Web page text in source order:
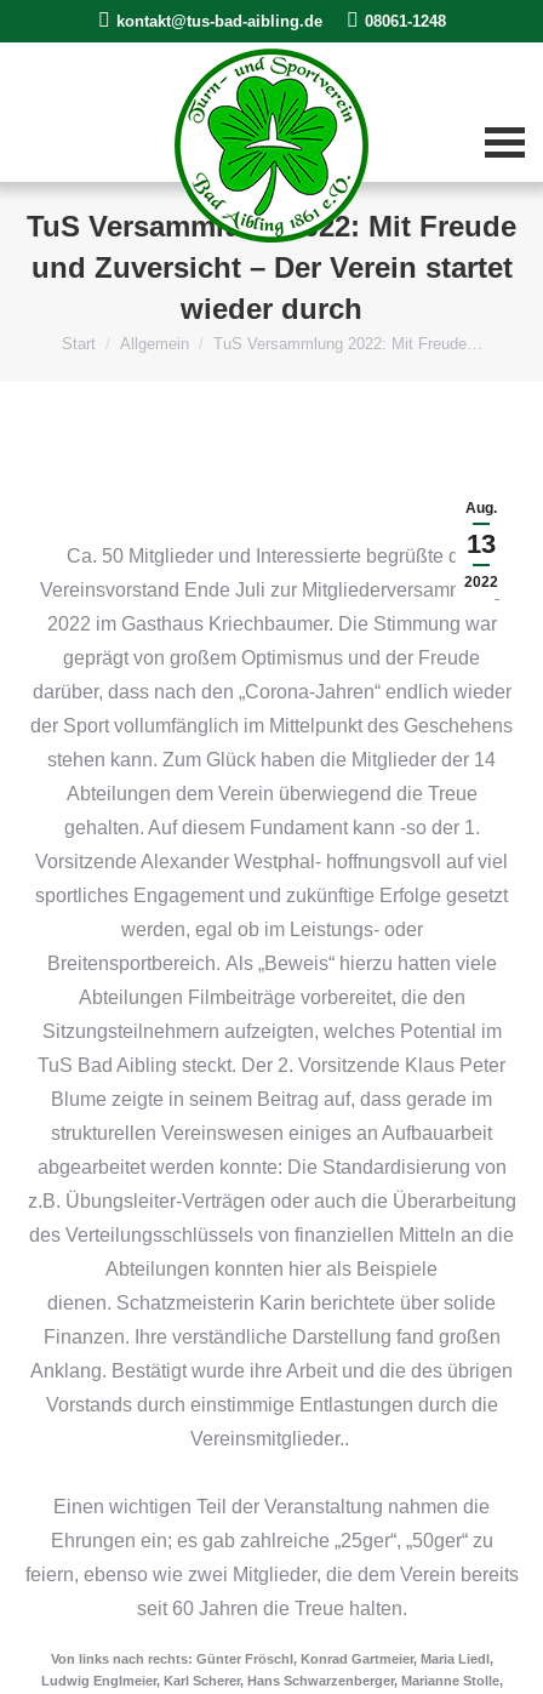
kontakt@tus-bad-aibling.de 08061-1248
TuS Versammlung 2022: Mit Freude
und Zuversicht – Der Verein startet
wieder durch
Sie befinden sich hier:
Start Allgemein TuS Versammlung 2022: Mit Freude…
Aug.
13
2022
Ca. 50 Mitglieder und Interessierte begrüßte der
Vereinsvorstand Ende Juli zur Mitgliederversammlung
2022 im Gasthaus Kriechbaumer. Die Stimmung war
geprägt von großem Optimismus und der Freude
darüber, dass nach den „Corona-Jahren“ endlich wieder
der Sport vollumfänglich im Mittelpunkt des Geschehens
stehen kann. Zum Glück haben die Mitglieder der 14
Abteilungen dem Verein überwiegend die Treue
gehalten. Auf diesem Fundament kann -so der 1.
Vorsitzende Alexander Westphal- hoffnungsvoll auf viel
sportliches Engagement und zukünftige Erfolge gesetzt
werden, egal ob im Leistungs- oder
Breitensportbereich. Als „Beweis“ hierzu hatten viele
Abteilungen Filmbeiträge vorbereitet, die den
Sitzungsteilnehmern aufzeigten, welches Potential im
TuS Bad Aibling steckt. Der 2. Vorsitzende Klaus Peter
Blume zeigte in seinem Beitrag auf, dass gerade im
strukturellen Vereinswesen einiges an Aufbauarbeit
abgearbeitet werden konnte: Die Standardisierung von
z.B. Übungsleiter-Verträgen oder auch die Überarbeitung
des Verteilungsschlüssels von finanziellen Mitteln an die
Abteilungen konnten hier als Beispiele
dienen. Schatzmeisterin Karin berichtete über solide
Finanzen. Ihre verständliche Darstellung fand großen
Anklang. Bestätigt wurde ihre Arbeit und die des übrigen
Vorstands durch einstimmige Entlastungen durch die
Vereinsmitglieder..
Einen wichtigen Teil der Veranstaltung nahmen die
Ehrungen ein; es gab zahlreiche „25ger“, „50ger“ zu
feiern, ebenso wie zwei Mitglieder, die dem Verein bereits
seit 60 Jahren die Treue halten.
Von links nach rechts: Günter Fröschl, Konrad Gartmeier, Maria Liedl,
Ludwig Englmeier, Karl Scherer, Hans Schwarzenberger, Marianne Stolle,